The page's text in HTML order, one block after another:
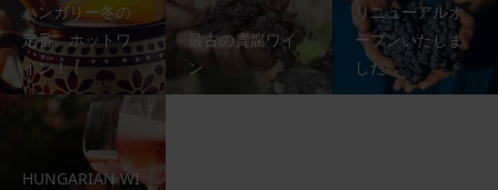
ハンガリー冬の
定番、ホットワ
イン！！
最古の貴腐ワイ
ン
リニューアルオ
ープンいたしま
した
HUNGARIAN WI